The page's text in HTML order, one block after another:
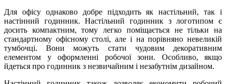
Для офісу однаково добре підходить як настільний, так і
настінний годинник. Настільний годинник з логотипом є
досить компактним, тому легко поміщається не тільки на
стандартному офісному столі, але і на порівняно невеликій
тумбочці. Вони можуть стати чудовим декоративним
елементом у оформленні робочої зони. Особливо, якщо
йдеться про годинник з незвичайним і незабутнім дизайном.